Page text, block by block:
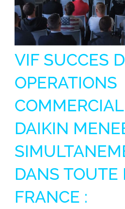
VIF SUCCES
OPERATIONS
DAIKIN
DANS TOUTE
FRANCE :